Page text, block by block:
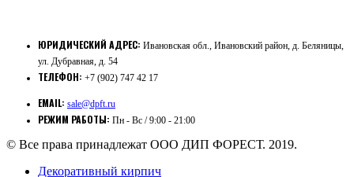
ЮРИДИЧЕСКИЙ АДРЕС: Ивановская обл., Ивановский район, д. Беляницы,
ул. Дубравная, д. 54
ТЕЛЕФОН: +7 (902) 747 42 17
EMAIL: sale@dpft.ru
РЕЖИМ РАБОТЫ: Пн - Вс / 9:00 - 21:00
© Все права принадлежат ООО ДИП ФОРЕСТ. 2019.
Декоративный кирпич